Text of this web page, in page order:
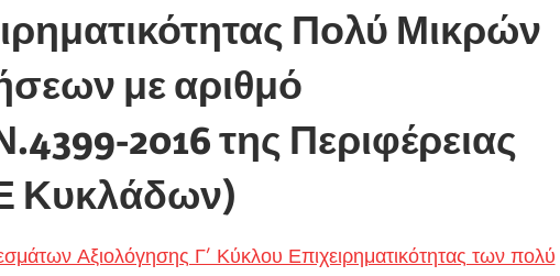
Πολύ Μικρών
με αριθμό
2016 της Περιφέρειας
Κυκλάδων)
Αξιολόγησης Γ’ Κύκλου Επιχειρηματικότητας των πολύ